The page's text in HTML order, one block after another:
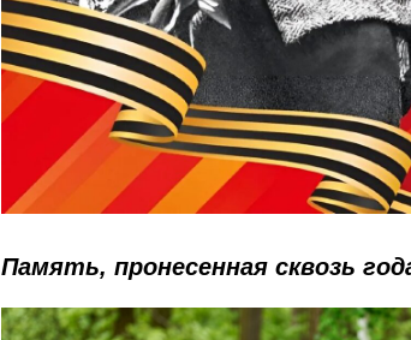
Память, пронесенная сквозь